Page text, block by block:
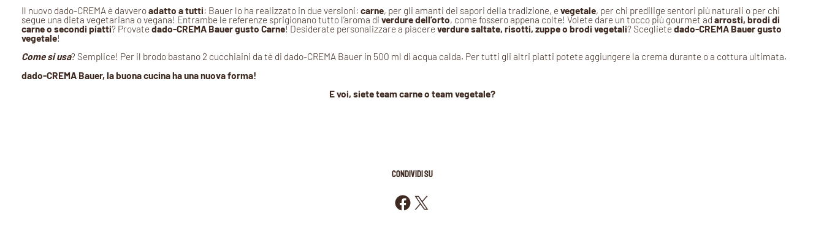
Il nuovo dado-CREMA è davveroadatto a tutti: Bauer lo ha realizzato in due versioni: carne, per gli amanti dei sapori della tradizione, evegetale, per chi predilige sentori più naturali o per chi
segue una dieta vegetariana o vegana! Entrambe le referenze sprigionano tutto l’aroma di verdure dell’orto, come fossero appena colte! Volete dare un tocco più gourmet ad arrosti, brodi di
carne o secondi piatti? Provatedado-CREMA Bauer gusto Carne! Desiderate personalizzare a piacereverdure saltate, risotti, zuppe o brodi vegetali? Sceglietedado-CREMA Bauer gusto
vegetale!
Come si usa? Semplice! Per il brodo bastano 2 cucchiaini da tè di dado-CREMA Bauer in 500 ml di acqua calda. Per tutti gli altri piatti potete aggiungere la crema durante o a cottura ultimata.
dado-CREMA Bauer, la buona cucina ha una nuova forma!
E voi, siete team carne o team vegetale?
CONDIVIDI SU
Condividi su Facebook
Condividi su X